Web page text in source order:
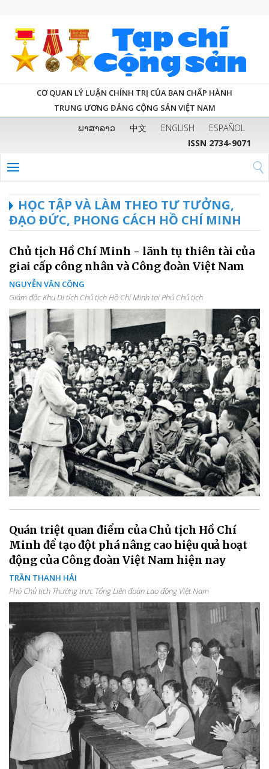
CƠ QUAN LÝ LUẬN CHÍNH TRỊ CỦA BAN CHẤP HÀNH
TRUNG ƯƠNG ĐẢNG CỘNG SẢN VIỆT NAM
ພາສາລາວ 中文 ENGLISH
ESPAÑOL
ISSN 2734-9071
HỌC TẬP VÀ LÀM THEO TƯ TƯỞNG,
ĐẠO ĐỨC, PHONG CÁCH HỒ CHÍ MINH
Chủ tịch Hồ Chí Minh - lãnh tụ thiên tài của
giai cấp công nhân và Công đoàn Việt Nam
NGUYỄN VĂN CÔNG
Giám đốc Khu Di tích Chủ tịch Hồ Chí Minh tại Phủ Chủ tịch
Quán triệt quan điểm của Chủ tịch Hồ Chí
Minh để tạo đột phá nâng cao hiệu quả hoạt
động của Công đoàn Việt Nam hiện nay
TRẦN THANH HẢI
Phó Chủ tịch Thường trực Tổng Liên đoàn Lao động Việt Nam